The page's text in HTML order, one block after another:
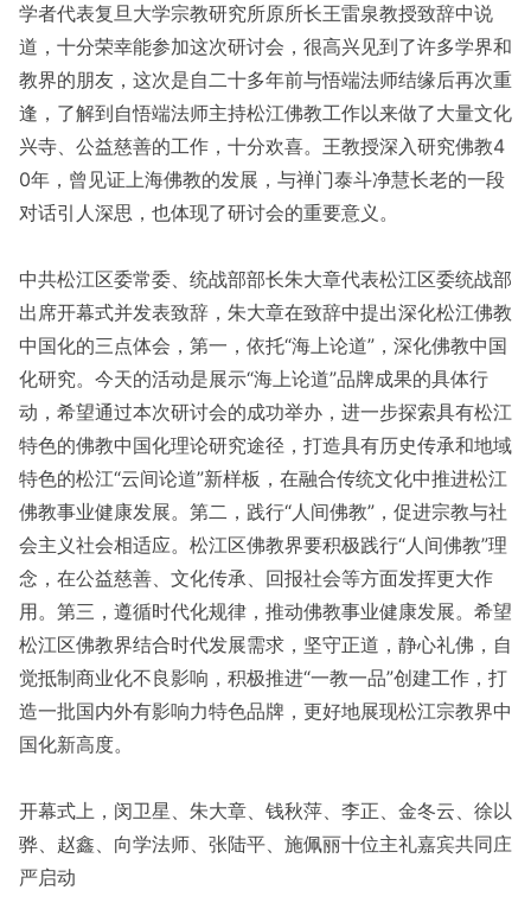
学者代表复旦大学宗教研究所原所长王雷泉教授致辞中说
道，十分荣幸能参加这次研讨会，很高兴见到了许多学界和
教界的朋友，这次是自二十多年前与悟端法师结缘后再次重
逢，了解到自悟端法师主持松江佛教工作以来做了大量文化
兴寺、公益慈善的工作，十分欢喜。王教授深入研究佛教4
0年，曾见证上海佛教的发展，与禅门泰斗净慧长老的一段
对话引人深思，也体现了研讨会的重要意义。
中共松江区委常委、统战部部长朱大章代表松江区委统战部
出席开幕式并发表致辞，朱大章在致辞中提出深化松江佛教
中国化的三点体会，第一，依托“海上论道”，深化佛教中国
化研究。今天的活动是展示“海上论道”品牌成果的具体行
动，希望通过本次研讨会的成功举办，进一步探索具有松江
特色的佛教中国化理论研究途径，打造具有历史传承和地域
特色的松江“云间论道”新样板，在融合传统文化中推进松江
佛教事业健康发展。第二，践行“人间佛教”，促进宗教与社
会主义社会相适应。松江区佛教界要积极践行“人间佛教”理
念，在公益慈善、文化传承、回报社会等方面发挥更大作
用。第三，遵循时代化规律，推动佛教事业健康发展。希望
松江区佛教界结合时代发展需求，坚守正道，静心礼佛，自
觉抵制商业化不良影响，积极推进“一教一品”创建工作，打
造一批国内外有影响力特色品牌，更好地展现松江宗教界中
国化新高度。
开幕式上，闵卫星、朱大章、钱秋萍、李正、金冬云、徐以
骅、赵鑫、向学法师、张陆平、施佩丽十位主礼嘉宾共同庄
严启动